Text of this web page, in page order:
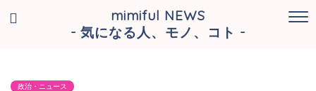
mimiful NEWS
- 気になる人、モノ、コト -
政治・ニュース